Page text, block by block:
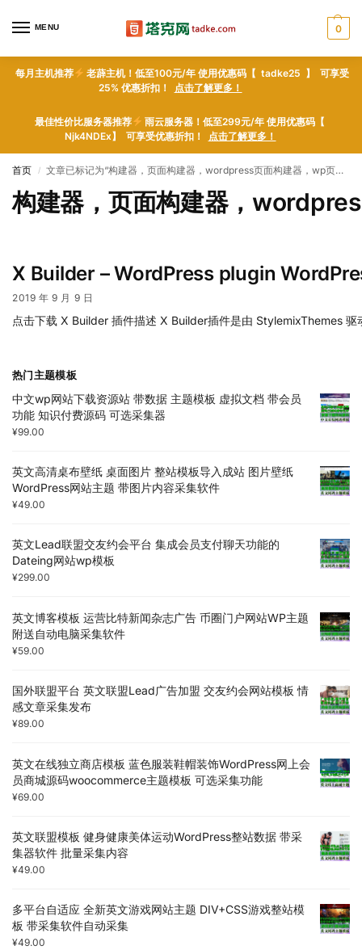
MENU 0
每月主机推荐
老薜主机！低至100元/年 使用优惠码【 tadke25 】 可享受
25% 优惠折扣！ 点击了解更多！
最佳性价比服务器推荐
雨云服务器！低至299元/年 使用优惠码【
Njk4NDEx】 可享受优惠折扣！ 点击了解更多！
首页 / 文章已标记为“构建器，页面构建器，wordpress页面构建器，wp页面构建器，”
构建器，页面构建器，
X Builder – WordPress plugin
2019 年 9 月 9 日
点击下载 X Builder 插件描述 X Builder插件是由 StylemixThemes
热门主题模板
中文wp网站下载资源站 带数据 主题模板 虚拟文档 带会员
功能 知识付费源码 可选采集器
¥99.00
英文高清桌布壁纸 桌面图片 整站模板导入成站 图片壁纸
WordPress网站主题 带图片内容采集软件
¥49.00
英文Lead联盟交友约会平台 集成会员支付聊天功能的
Dateing网站wp模板
¥299.00
英文博客模板 运营比特新闻杂志广告 币圈门户网站WP主题
附送自动电脑采集软件
¥59.00
国外联盟平台 英文联盟Lead广告加盟 交友约会网站模板 情
感文章采集发布
¥89.00
英文在线独立商店模板 蓝色服装鞋帽装饰WordPress网上会
员商城源码woocommerce主题模板 可选采集功能
¥69.00
英文联盟模板 健身健康美体运动WordPress整站数据 带采
集器软件 批量采集内容
¥49.00
多平台自适应 全新英文游戏网站主题 DIV+CSS游戏整站模
板 带采集软件自动采集
¥49.00